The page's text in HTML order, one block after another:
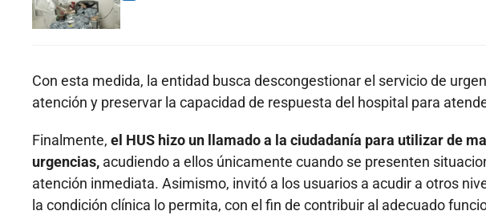
Con esta medida, la entidad busca descongestionar el servicio de
atención y preservar la capacidad de respuesta del hospital para
Finalmente, el HUS hizo un llamado a la ciudadanía para utilizar de
urgencias, acudiendo a ellos únicamente cuando se presenten
atención inmediata. Asimismo, invitó a los usuarios a acudir a otros
la condición clínica lo permita, con el fin de contribuir al adecuado